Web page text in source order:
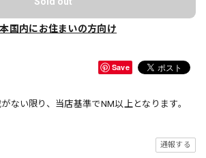
本国内にお住まいの方向け
Save
ない限り、当店基準でNM以上となります。
通報する